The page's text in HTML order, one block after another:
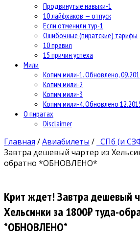
Продвинутые навыки-1
10 лайфхаков — отпуск
Если отменили тур-1
Ошибочные (пиратские) тарифы
10 правил
15 причин успеха
Мили
Копим мили-1. Обновлено,
Копим мили-2
Копим мили-3
Копим мили-4. Обновлено
О пиратах
Disclaimer
Главная /Авиабилеты / СПб (и
Завтра дешевый чартер из
обратно *ОБНОВЛЕНО*
Крит ждет! Завтра дешевый
Хельсинки за 1800₽ туда-
*ОБНОВЛЕНО*